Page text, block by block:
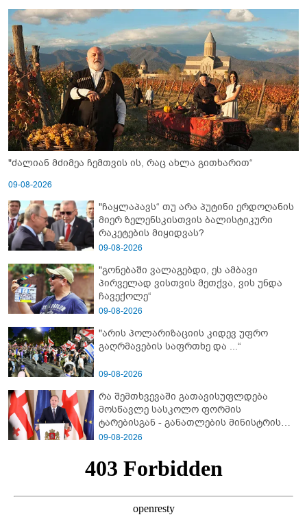
"ძალიან მძიმეა ჩემთვის ის, რაც ახლა გითხარით“
09-08-2026
"ჩაყლაპავს“ თუ არა პუტინი ერდოღანის
მიერ ზელენსკისთვის ბალისტიკური
რაკეტების მიყიდვას?
09-08-2026
"გონებაში ვალაგებდი, ეს ამბავი
პირველად ვისთვის მეთქვა, ვის უნდა
ჩავექოლე“
09-08-2026
"არის პოლარიზაციის კიდევ უფრო
გაღრმავების საფრთხე და ...“
09-08-2026
რა შემთხვევაში გათავისუფლდება
მოსწავლე სასკოლო ფორმის
ტარებისგან - განათლების მინისტრის
განმარტება
09-08-2026